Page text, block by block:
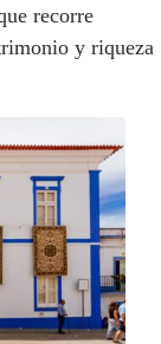
recorre
y riqueza